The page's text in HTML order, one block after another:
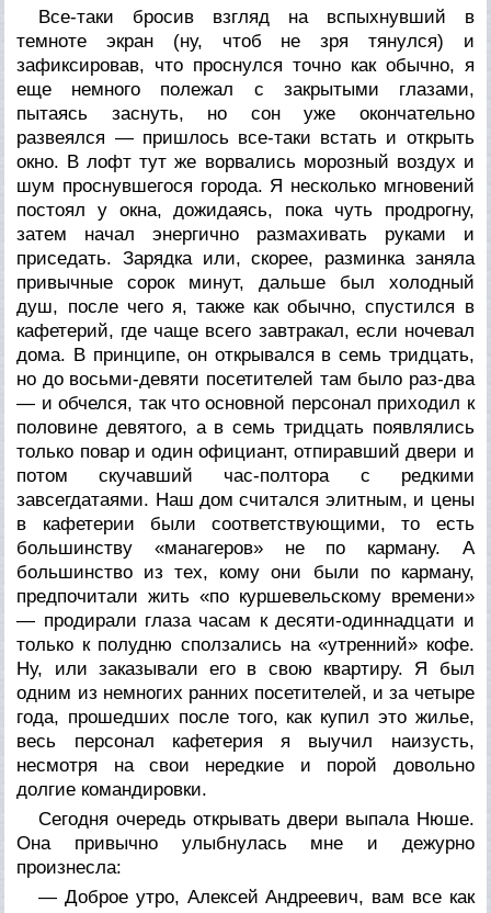
Все-таки бросив взгляд на вспыхнувший в
темноте экран (ну, чтоб не зря тянулся) и
зафиксировав, что проснулся точно как обычно, я
еще немного полежал с закрытыми глазами,
пытаясь заснуть, но сон уже окончательно
развеялся — пришлось все-таки встать и открыть
окно. В лофт тут же ворвались морозный воздух и
шум проснувшегося города. Я несколько мгновений
постоял у окна, дожидаясь, пока чуть продрогну,
затем начал энергично размахивать руками и
приседать. Зарядка или, скорее, разминка заняла
привычные сорок минут, дальше был холодный
душ, после чего я, также как обычно, спустился в
кафетерий, где чаще всего завтракал, если ночевал
дома. В принципе, он открывался в семь тридцать,
но до восьми-девяти посетителей там было раз-два
— и обчелся, так что основной персонал приходил к
половине девятого, а в семь тридцать появлялись
только повар и один официант, отпиравший двери и
потом скучавший час-полтора с редкими
завсегдатаями. Наш дом считался элитным, и цены
в кафетерии были соответствующими, то есть
большинству «манагеров» не по карману. А
большинство из тех, кому они были по карману,
предпочитали жить «по куршевельскому времени»
— продирали глаза часам к десяти-одиннадцати и
только к полудню сползались на «утренний» кофе.
Ну, или заказывали его в свою квартиру. Я был
одним из немногих ранних посетителей, и за четыре
года, прошедших после того, как купил это жилье,
весь персонал кафетерия я выучил наизусть,
несмотря на свои нередкие и порой довольно
долгие командировки.
Сегодня очередь открывать двери выпала Нюше.
Она привычно улыбнулась мне и дежурно
произнесла:
— Доброе утро, Алексей Андреевич, вам все как